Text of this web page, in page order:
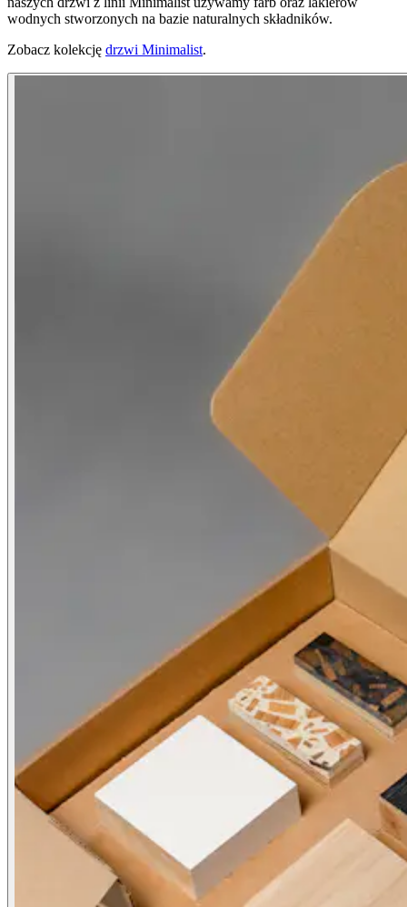
wodnych stworzonych na bazie naturalnych składników.
Zobacz kolekcję drzwi Minimalist.